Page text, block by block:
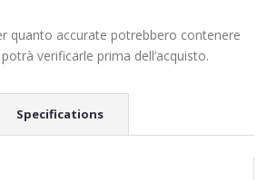
quanto accurate potrebbero contenere
verificarle prima dell’acquisto.
Specifications